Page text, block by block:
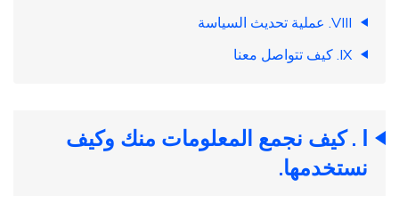
VIII. عملية تحديث السياسة
IX. كيف تتواصل معنا
Ⅰ . كيف نجمع المعلومات منك وكيف
نستخدمها.